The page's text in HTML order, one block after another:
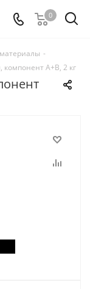
0
-
компонент А+В, 2 кг